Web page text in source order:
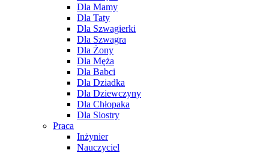
Dla Mamy
Dla Taty
Dla Szwagierki
Dla Szwagra
Dla Żony
Dla Męża
Dla Babci
Dla Dziadka
Dla Dziewczyny
Dla Chłopaka
Dla Siostry
Praca
Inżynier
Nauczyciel